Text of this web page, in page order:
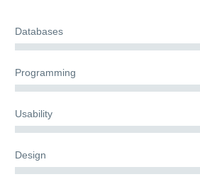
Databases
Programming
Usability
Design